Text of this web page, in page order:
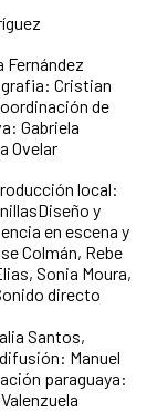
Fernández
Cristian
de
Gabriela
Ovelar
local:
y
en escena y
Colmán, Rebe
Sonia Moura,
directo
Santos,
Manuel
paraguaya: